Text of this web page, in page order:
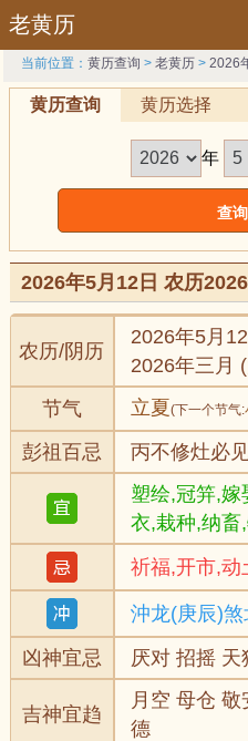
老黄历
当前位置：黄历查询 >老黄历 >2026
黄历查询 黄历选择
年
2026年5月12日 农历
农历/阴历
2026年5月
2026年三月
节气
立夏(下一个节气:
彭祖百忌
丙不修灶必
塑绘,冠笄,
衣,栽种,纳畜
祈福,开市,动
沖龙(庚辰)煞
凶神宜忌
厌对 招摇 天
吉神宜趋
月空 母仓
德